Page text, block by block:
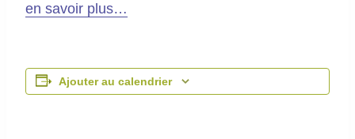
en savoir plus…
Ajouter au calendrier